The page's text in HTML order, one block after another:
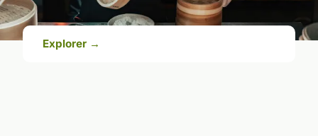
Explorer →